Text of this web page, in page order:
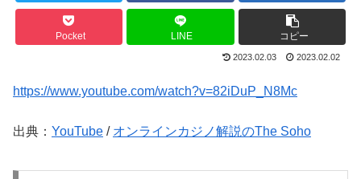
Pocket LINE コピー
2023.02.03 2023.02.02
https://www.youtube.com/watch?v=82iDuP_N8Mc
出典： YouTube / オンラインカジノ解説のThe Soho